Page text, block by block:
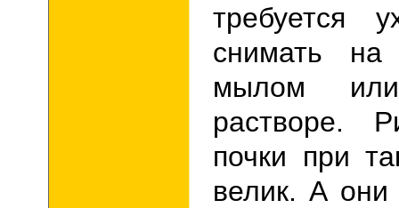
требуется
снимать
мылом
растворе.
почки при
велик. А